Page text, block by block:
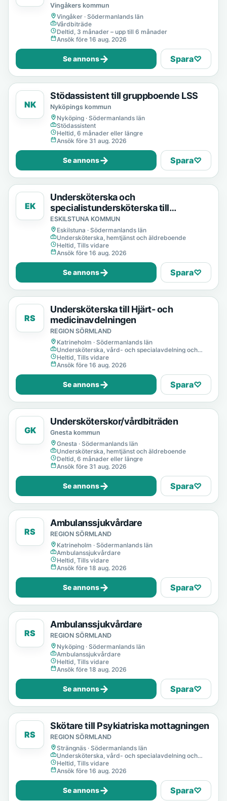
Vingåkers kommun
Vingåker · Södermanlands län
Vårdbiträde
Deltid, 3 månader – upp till 6 månader
Ansök före 16 aug. 2026
Se annons→ Spara♡
NK
Stödassistent till gruppboende LSS
Nyköpings kommun
Nyköping · Södermanlands län
Stödassistent
Heltid, 6 månader eller längre
Ansök före 31 aug. 2026
Se annons→ Spara♡
EK
Undersköterska och
specialistundersköterska till
dagverksamhet
ESKILSTUNA KOMMUN
Eskilstuna · Södermanlands län
Undersköterska, hemtjänst och äldreboende
Heltid, Tills vidare
Ansök före 16 aug. 2026
Se annons→ Spara♡
RS
Undersköterska till Hjärt- och
medicinavdelningen
REGION SÖRMLAND
Katrineholm · Södermanlands län
Undersköterska, vård- och specialavdelning och
mottagning
Heltid, Tills vidare
Ansök före 16 aug. 2026
Se annons→ Spara♡
GK
Undersköterskor/vårdbiträden
Gnesta kommun
Gnesta · Södermanlands län
Undersköterska, hemtjänst och äldreboende
Deltid, 6 månader eller längre
Ansök före 31 aug. 2026
Se annons→ Spara♡
RS
Ambulanssjukvårdare
REGION SÖRMLAND
Katrineholm · Södermanlands län
Ambulanssjukvårdare
Heltid, Tills vidare
Ansök före 18 aug. 2026
Se annons→ Spara♡
RS
Ambulanssjukvårdare
REGION SÖRMLAND
Nyköping · Södermanlands län
Ambulanssjukvårdare
Heltid, Tills vidare
Ansök före 18 aug. 2026
Se annons→ Spara♡
RS
Skötare till Psykiatriska mottagningen
REGION SÖRMLAND
Strängnäs · Södermanlands län
Undersköterska, vård- och specialavdelning och
mottagning
Heltid, Tills vidare
Ansök före 16 aug. 2026
Se annons→ Spara♡